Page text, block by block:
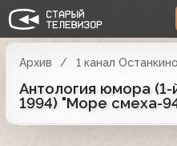
Архив 1 канал Останкино
Антология юмора (1-
1994) "Море смеха-